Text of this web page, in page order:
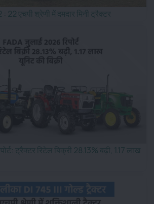
एचपी श्रेणी में दमदार मिनी ट्रैक्टर
ट्रैक्टर रिटेल बिक्री 28.13% बढ़ी, 1.17 लाख